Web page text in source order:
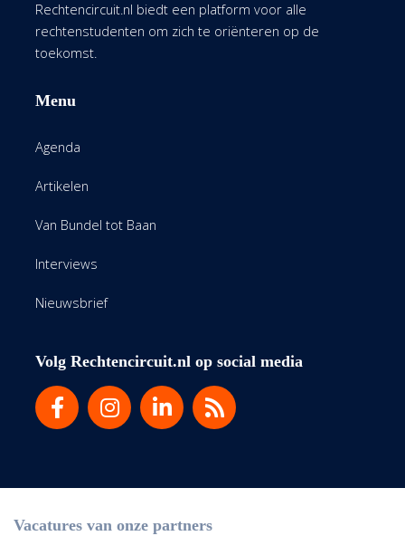
Rechtencircuit.nl biedt een platform voor alle
rechtenstudenten om zich te oriënteren op de
toekomst.
Menu
Agenda
Artikelen
Van Bundel tot Baan
Interviews
Nieuwsbrief
Volg Rechtencircuit.nl op social media
Vacatures van onze partners